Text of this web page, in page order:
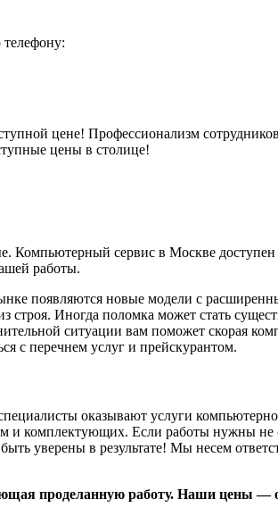
телефону:
цене! Профессионализм
цены в столице!
Компьютерный сервис в Москве
работы.
появляются новые модели с
Иногда поломка может стать
ситуации вам поможет скорая
с перечнем услуг и прейскурантом.
оказывают услуги
и комплектующих. Если работы нужны
уверены в результате! Мы несем
проделанную работу. Наши цены